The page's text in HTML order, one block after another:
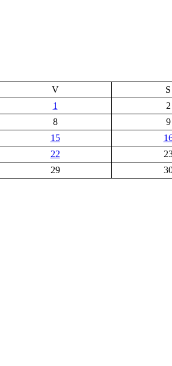
V S
1
2
8 9
15
22
29